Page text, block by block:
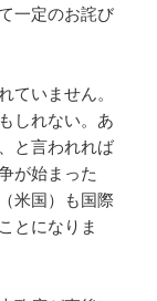
一定のお詫び
ていません。
しれない。あ
と言われれば
が始まった
米国）も国際
とになりま